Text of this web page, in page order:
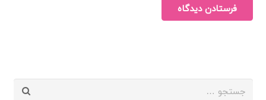
فرستادن دیدگاه
جستجو